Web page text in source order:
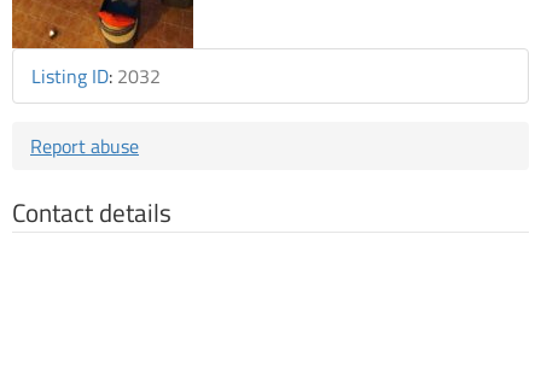
Listing ID: 2032
Report abuse
Contact details